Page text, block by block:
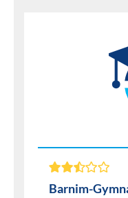
Barnim-